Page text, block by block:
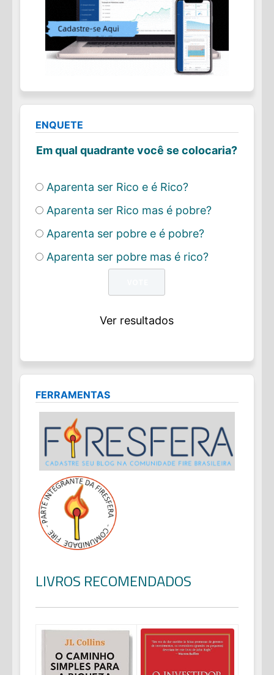
ENQUETE
Em qual quadrante você se colocaria?
Aparenta ser Rico e é Rico?
Aparenta ser Rico mas é pobre?
Aparenta ser pobre e é pobre?
Aparenta ser pobre mas é rico?
Ver resultados
FERRAMENTAS
LIVROS RECOMENDADOS